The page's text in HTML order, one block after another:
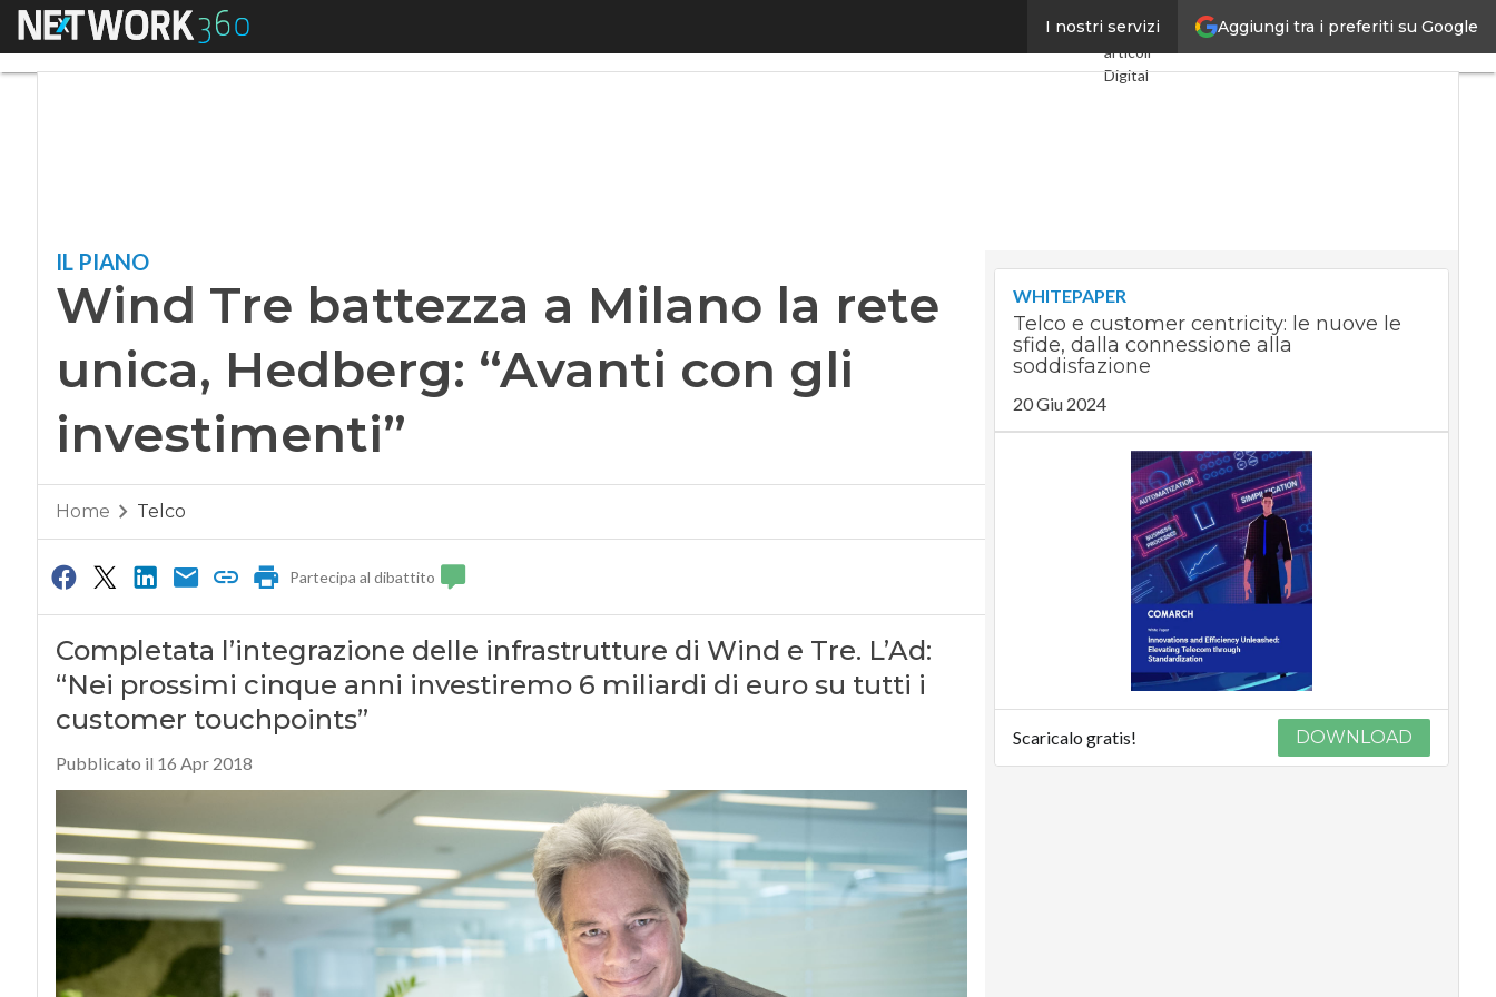
Aggiungi tra i preferiti su Google
I nostri servizi
Menu Wind Tre battezza a Milano la rete unica, Hedberg: “Avanti con gli investimenti” Ultimi
articoli
Digital
artificiale
Videointerviste
Le Guide di
CorCom
Podcast
IL PIANO
Wind Tre battezza a Milano la rete
unica, Hedberg: “Avanti con gli
investimenti”
Home Telco
Partecipa al dibattito
Completata l’integrazione delle infrastrutture di Wind e Tre. L’Ad:
“Nei prossimi cinque anni investiremo 6 miliardi di euro su tutti i
customer touchpoints”
Pubblicato il 16 Apr 2018
WHITEPAPER
Telco e customer centricity: le nuove le
sfide, dalla connessione alla
soddisfazione
20 Giu 2024
Scaricalo gratis! DOWNLOAD